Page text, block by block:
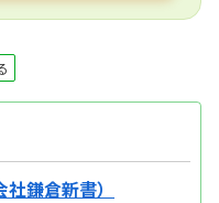
鎌倉新書）